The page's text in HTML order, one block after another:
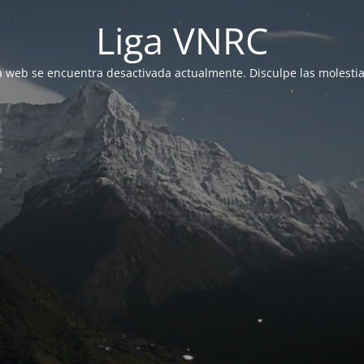
Liga VNRC
web se encuentra desactivada actualmente. Disculpe las